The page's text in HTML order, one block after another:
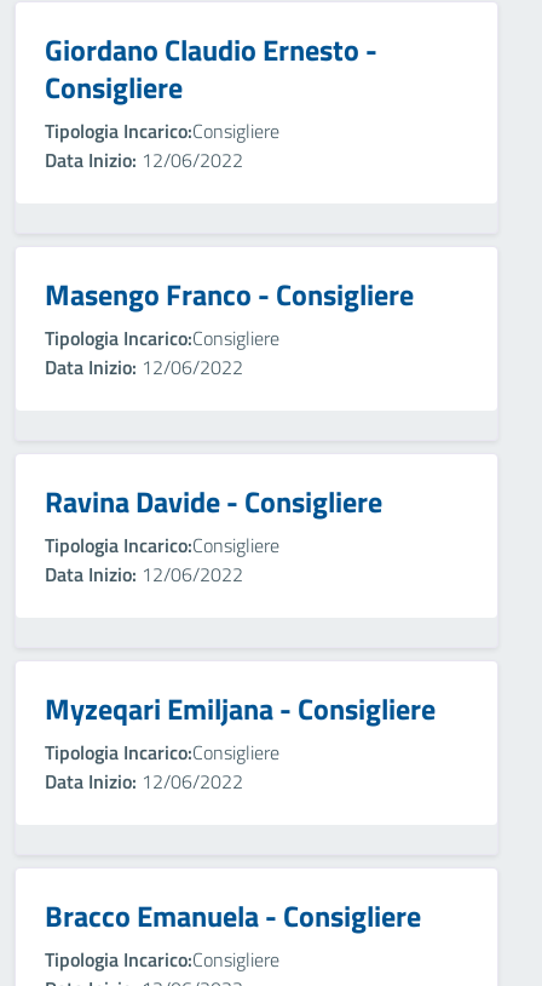
Giordano Claudio Ernesto -
Consigliere
Tipologia Incarico:Consigliere
Data Inizio: 12/06/2022
Masengo Franco - Consigliere
Tipologia Incarico:Consigliere
Data Inizio: 12/06/2022
Ravina Davide - Consigliere
Tipologia Incarico:Consigliere
Data Inizio: 12/06/2022
Myzeqari Emiljana - Consigliere
Tipologia Incarico:Consigliere
Data Inizio: 12/06/2022
Bracco Emanuela - Consigliere
Tipologia Incarico:Consigliere